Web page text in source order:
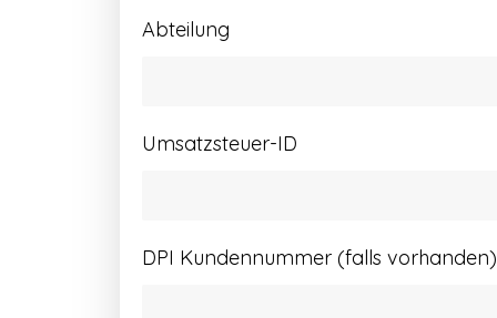
Abteilung
Umsatzsteuer-ID
DPI Kundennummer (falls vorhanden)